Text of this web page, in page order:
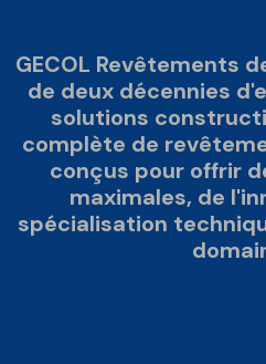
GECOL Revêtements de sol est née de plus
de deux décennies
solutions
complète de
conçus pour offrir
maximales, de
spécialisation